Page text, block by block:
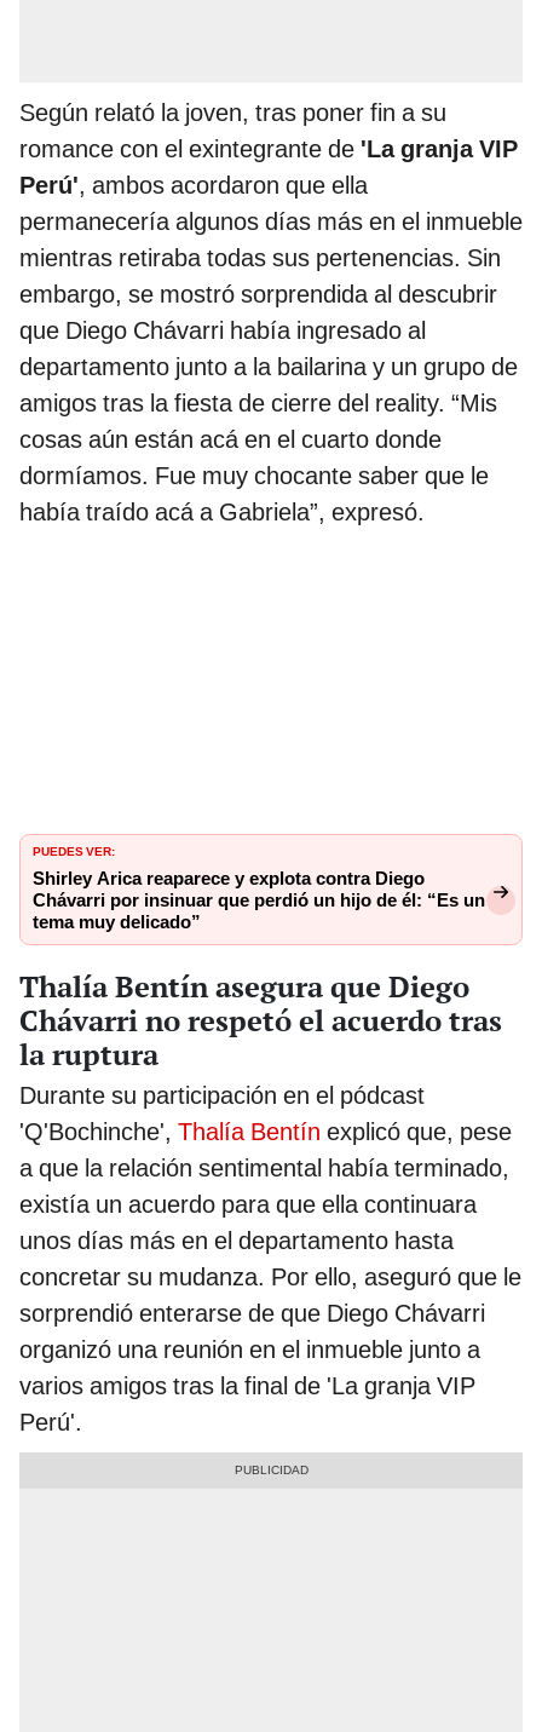
Según relató la joven, tras poner fin a su
romance con el exintegrante de 'La granja VIP
Perú', ambos acordaron que ella
permanecería algunos días más en el inmueble
mientras retiraba todas sus pertenencias. Sin
embargo, se mostró sorprendida al descubrir
que Diego Chávarri había ingresado al
departamento junto a la bailarina y un grupo de
amigos tras la fiesta de cierre del reality. “Mis
cosas aún están acá en el cuarto donde
dormíamos. Fue muy chocante saber que le
había traído acá a Gabriela”, expresó.
PUEDES VER:
Shirley Arica reaparece y explota contra Diego
Chávarri por insinuar que perdió un hijo de él: “Es un
tema muy delicado”
Thalía Bentín asegura que Diego
Chávarri no respetó el acuerdo tras
la ruptura
Durante su participación en el pódcast
'Q'Bochinche', Thalía Bentín explicó que, pese
a que la relación sentimental había terminado,
existía un acuerdo para que ella continuara
unos días más en el departamento hasta
concretar su mudanza. Por ello, aseguró que le
sorprendió enterarse de que Diego Chávarri
organizó una reunión en el inmueble junto a
varios amigos tras la final de 'La granja VIP
Perú'.